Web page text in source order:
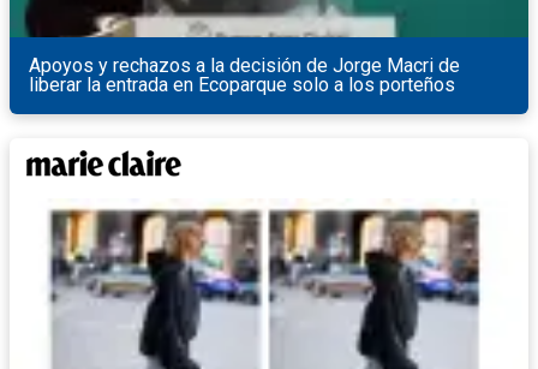
Apoyos y rechazos a la decisión de Jorge Macri de
liberar la entrada en Ecoparque solo a los porteños